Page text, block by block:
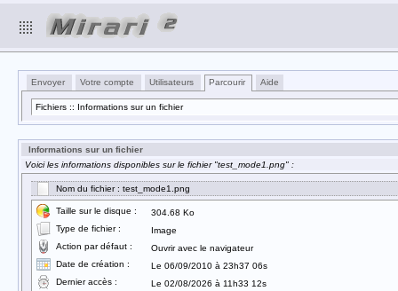
Envoyer Votre compte Utilisateurs Parcourir Aide
Fichiers :: Informations sur un fichier
Informations sur un fichier
Voici les informations disponibles sur le fichier "test_mode1.png" :
Nom du fichier : test_mode1.png
Taille sur le disque :
304.68 Ko
Type de fichier :
Image
Action par défaut :
Ouvrir avec le navigateur
Date de création :
Le 06/09/2010 à 23h37 06s
Dernier accès :
Le 02/08/2026 à 11h33 12s